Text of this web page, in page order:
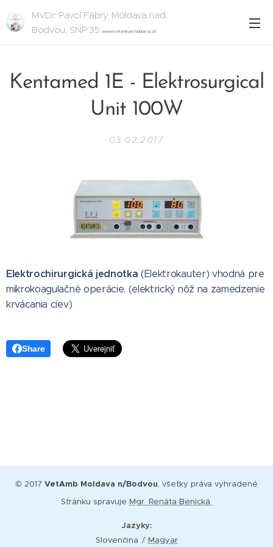
MVDr. Pavol Fábry, Moldava nad
Bodvou, SNP 35 www.veterinarmoldava.sk
Kentamed 1E - Elektrosurgical
Unit 100W
03.02.2017
Elektrochirurgická jednotka (Elektrokauter) vhodná pre
mikrokoagulačné operácie. (elektrický nôž na zamedzenie
krvácania ciev)
Share
© 2017 VetAmb Moldava n/Bodvou, všetky práva vyhradené
Stránku spravuje Mgr. Renáta Benická
Jazyky
Slovenčina
Magyar